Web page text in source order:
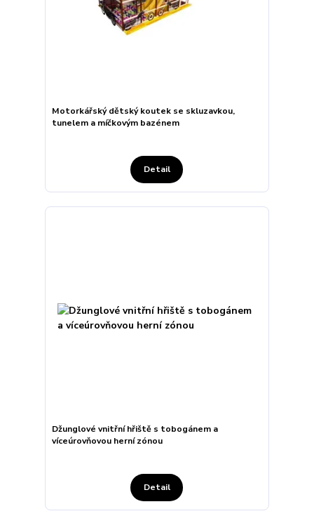
Motorkářský dětský koutek se skluzavkou,
tunelem a míčkovým bazénem
Detail
Džunglové vnitřní hřiště s tobogánem a
víceúrovňovou herní zónou
Detail